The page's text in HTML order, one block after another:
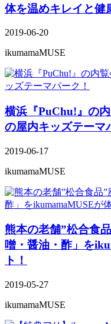
体を温めキレイと健
2019-06-20
ikumamaMUSE
横浜『PuChu!』の
の屋内キッズテーマ
2019-06-17
ikumamaMUSE
熊本の老舗”松合食
噌・醤油・酢」を
ト！
2019-05-27
ikumamaMUSE